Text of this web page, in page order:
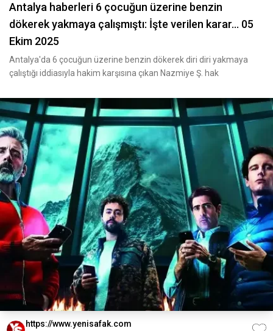
Antalya haberleri 6 çocuğun üzerine benzin
dökerek yakmaya çalışmıştı: İşte verilen karar... 05
Ekim 2025
Antalya'da 6 çocuğun üzerine benzin dökerek diri diri yakmaya
çalıştığı iddiasıyla hakim karşısına çıkan Nazmiye Ş. hak
https://www.yenisafak.com